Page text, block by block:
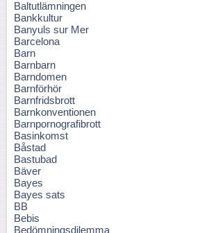
Baltutlämningen
Bankkultur
Banyuls sur Mer
Barcelona
Barn
Barnbarn
Barndomen
Barnförhör
Barnfridsbrott
Barnkonventionen
Barnpornografibrott
Basinkomst
Båstad
Bastubad
Bäver
Bayes
Bayes sats
BB
Bebis
Bedömningsdilemma